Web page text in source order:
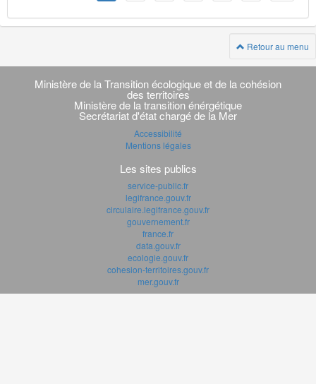
Retour au menu
Navigation
transverse
Ministère de la Transition écologique et de la cohésion
des territoires
Ministère de la transition énérgétique
Secrétariat d'état chargé de la Mer
Accessibilité
Mentions légales
Les sites publics
service-public.fr
legifrance.gouv.fr
circulaire.legifrance.gouv.fr
gouvernement.fr
france.fr
data.gouv.fr
ecologie.gouv.fr
cohesion-territoires.gouv.fr
mer.gouv.fr